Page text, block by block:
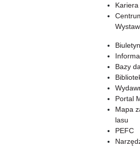
Kariera
Bazy
Portal
Mapa
lasu
PEFC